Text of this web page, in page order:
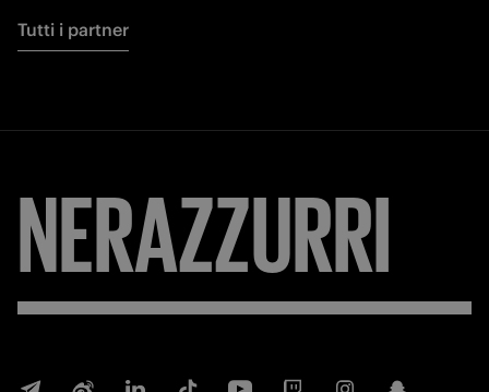
Tutti i partner
NERAZZURRI